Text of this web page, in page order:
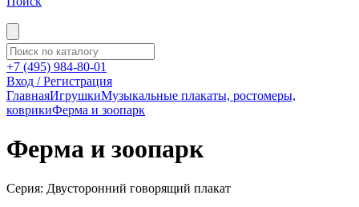
+7 (495) 984-80-01
Вход / Регистрация
ГлавнаяИгрушкиМузыкальные плакаты, ростомеры,
коврикиФерма и зоопарк
Ферма и зоопарк
Серия: Двусторонний говорящий плакат